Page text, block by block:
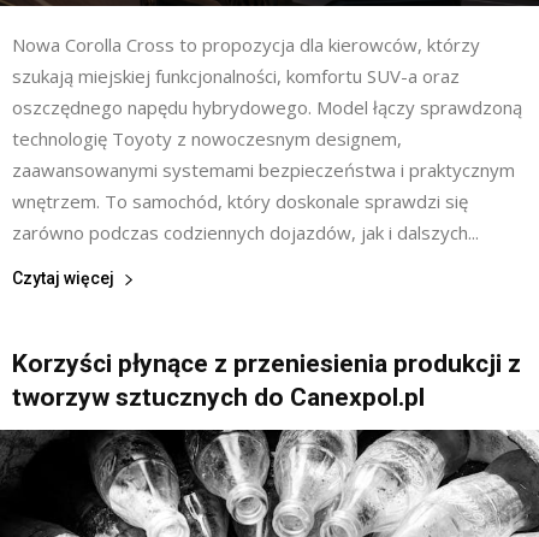
Nowa Corolla Cross to propozycja dla kierowców, którzy
szukają miejskiej funkcjonalności, komfortu SUV-a oraz
oszczędnego napędu hybrydowego. Model łączy sprawdzoną
technologię Toyoty z nowoczesnym designem,
zaawansowanymi systemami bezpieczeństwa i praktycznym
wnętrzem. To samochód, który doskonale sprawdzi się
zarówno podczas codziennych dojazdów, jak i dalszych...
Czytaj więcej
Korzyści płynące z przeniesienia produkcji z
tworzyw sztucznych do Canexpol.pl